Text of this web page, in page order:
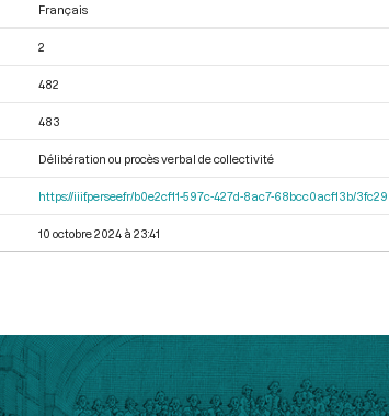
Français
2
482
483
Délibération ou procès verbal de collectivité
https://iiif.persee.fr/b0e2cf11-597c-427d-8ac7-68bcc0acf13b/
10 octobre 2024 à 23:41